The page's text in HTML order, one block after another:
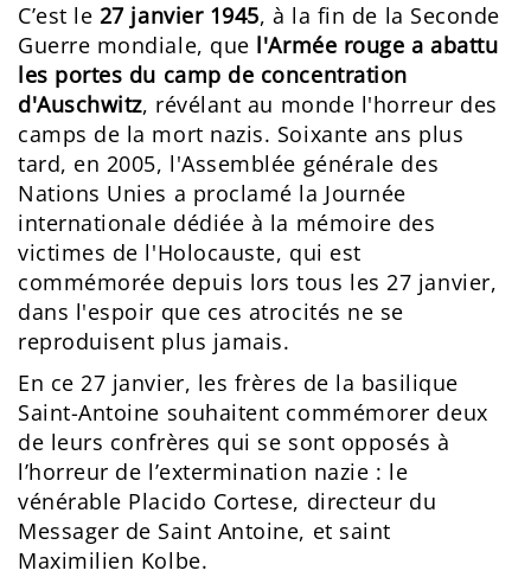
C’est le 27 janvier 1945, à la fin de la Seconde
Guerre mondiale, que l'Armée rouge a abattu
les portes du camp de concentration
d'Auschwitz, révélant au monde l'horreur des
camps de la mort nazis. Soixante ans plus
tard, en 2005, l'Assemblée générale des
Nations Unies a proclamé la Journée
internationale dédiée à la mémoire des
victimes de l'Holocauste, qui est
commémorée depuis lors tous les 27 janvier,
dans l'espoir que ces atrocités ne se
reproduisent plus jamais.
En ce 27 janvier, les frères de la basilique
Saint-Antoine souhaitent commémorer deux
de leurs confrères qui se sont opposés à
l’horreur de l’extermination nazie : le
vénérable Placido Cortese, directeur du
Messager de Saint Antoine, et saint
Maximilien Kolbe.